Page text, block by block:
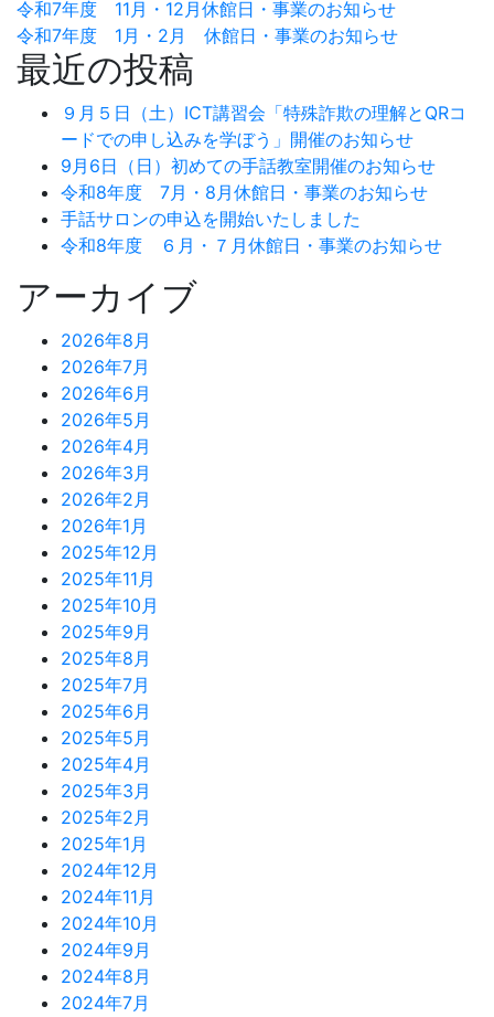
令和7年度 11月・12月休館日・事業のお知らせ
令和7年度 1月・2月 休館日・事業のお知らせ
最近の投稿
９月５日（土）ICT講習会「特殊詐欺の理解とQRコ
ードでの申し込みを学ぼう」開催のお知らせ
9月6日（日）初めての手話教室開催のお知らせ
令和8年度 7月・8月休館日・事業のお知らせ
手話サロンの申込を開始いたしました
令和8年度 ６月・７月休館日・事業のお知らせ
アーカイブ
2026年8月
2026年7月
2026年6月
2026年5月
2026年4月
2026年3月
2026年2月
2026年1月
2025年12月
2025年11月
2025年10月
2025年9月
2025年8月
2025年7月
2025年6月
2025年5月
2025年4月
2025年3月
2025年2月
2025年1月
2024年12月
2024年11月
2024年10月
2024年9月
2024年8月
2024年7月